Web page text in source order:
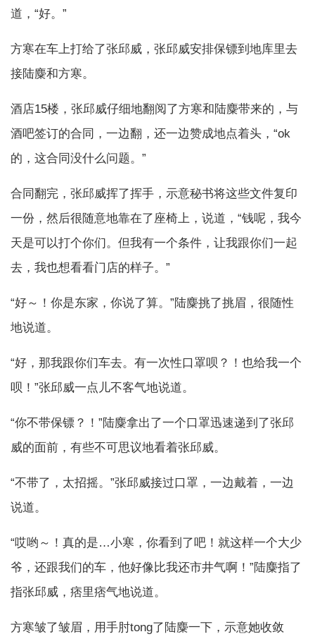
道，“好。”
方寒在车上打给了张邱威，张邱威安排保镖到地库里去
接陆麋和方寒。
酒店15楼，张邱威仔细地翻阅了方寒和陆麋带来的，与
酒吧签订的合同，一边翻，还一边赞成地点着头，“ok
的，这合同没什么问题。”
合同翻完，张邱威挥了挥手，示意秘书将这些文件复印
一份，然后很随意地靠在了座椅上，说道，“钱呢，我今
天是可以打个你们。但我有一个条件，让我跟你们一起
去，我也想看看门店的样子。”
“好～！你是东家，你说了算。”陆麋挑了挑眉，很随性
地说道。
“好，那我跟你们车去。有一次性口罩呗？！也给我一个
呗！”张邱威一点儿不客气地说道。
“你不带保镖？！”陆麋拿出了一个口罩迅速递到了张邱
威的面前，有些不可思议地看着张邱威。
“不带了，太招摇。”张邱威接过口罩，一边戴着，一边
说道。
“哎哟～！真的是…小寒，你看到了吧！就这样一个大少
爷，还跟我们的车，他好像比我还市井气啊！”陆麋指了
指张邱威，痞里痞气地说道。
方寒皱了皱眉，用手肘tong了陆麋一下，示意她收敛